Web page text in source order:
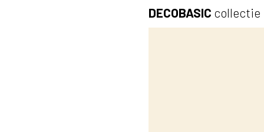
DECOBASIC collectie